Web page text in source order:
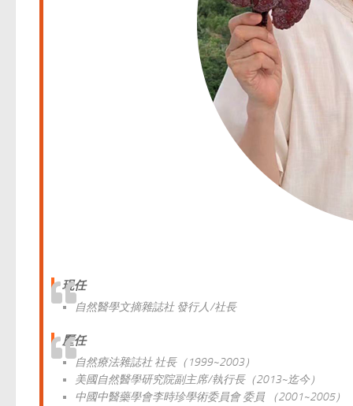
現任
自然醫學文摘雜誌社 發行人/社長
歷任
自然療法雜誌社 社長（1999~2003）
美國自然醫學研究院副主席/執行長（2013~迄今）
中國中醫藥學會李時珍學術委員會 委員 （2001~2005）